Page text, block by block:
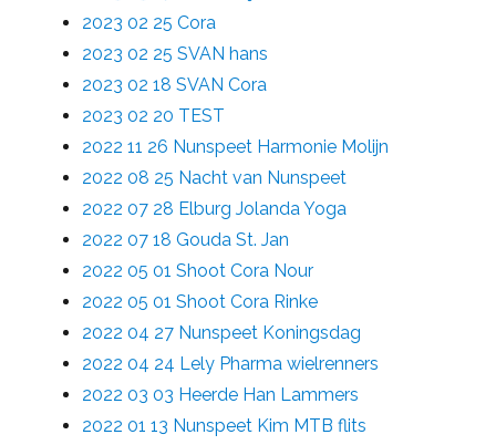
2023 02 25 Cora
2023 02 25 SVAN hans
2023 02 18 SVAN Cora
2023 02 20 TEST
2022 11 26 Nunspeet Harmonie Molijn
2022 08 25 Nacht van Nunspeet
2022 07 28 Elburg Jolanda Yoga
2022 07 18 Gouda St. Jan
2022 05 01 Shoot Cora Nour
2022 05 01 Shoot Cora Rinke
2022 04 27 Nunspeet Koningsdag
2022 04 24 Lely Pharma wielrenners
2022 03 03 Heerde Han Lammers
2022 01 13 Nunspeet Kim MTB flits